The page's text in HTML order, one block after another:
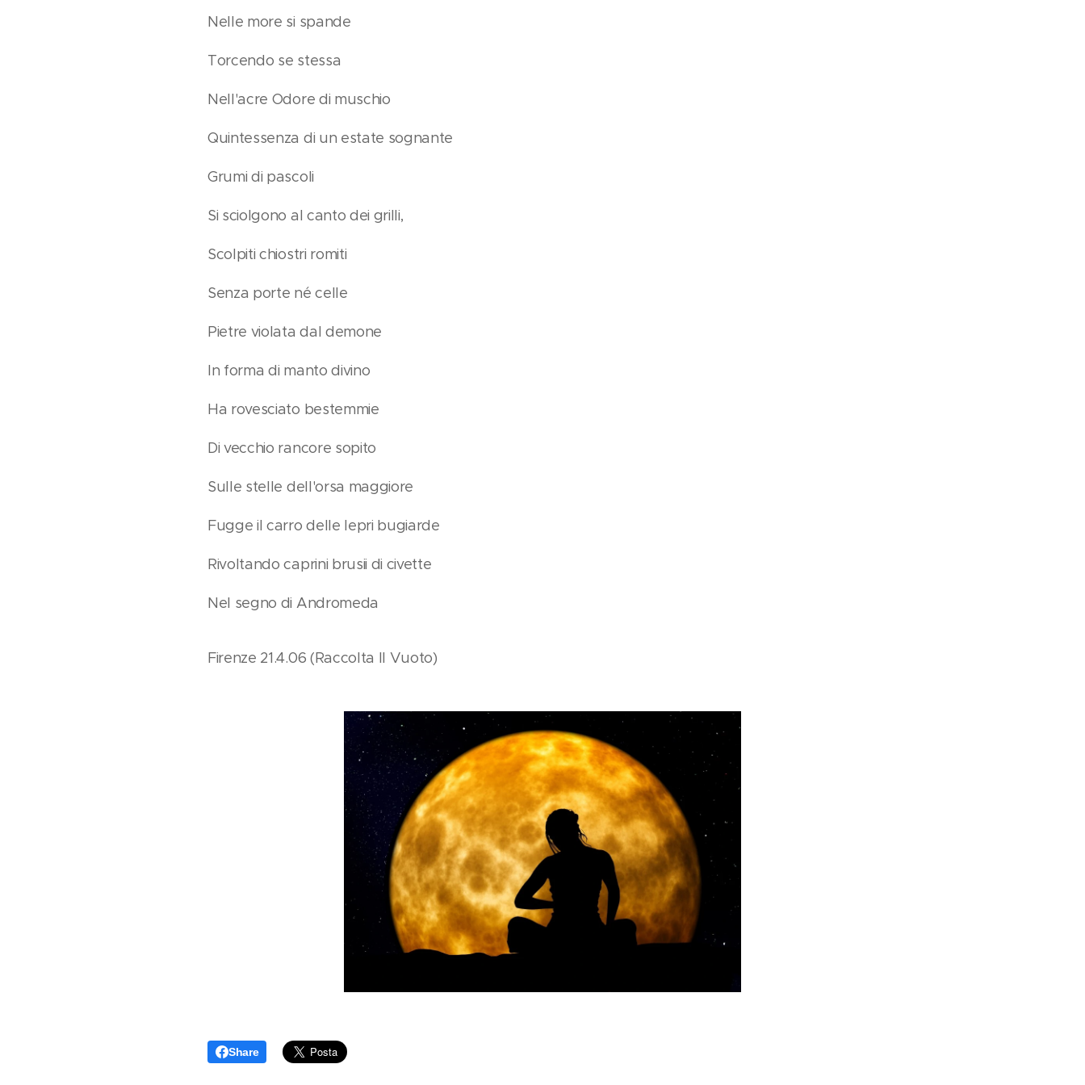
Nelle more si spande
Torcendo se stessa
Nell'acre Odore di muschio
Quintessenza di un estate sognante
Grumi di pascoli
Si sciolgono al canto dei grilli,
Scolpiti chiostri romiti
Senza porte né celle
Pietre violata dal demone
In forma di manto divino
Ha rovesciato bestemmie
Di vecchio rancore sopito
Sulle stelle dell'orsa maggiore
Fugge il carro delle lepri bugiarde
Rivoltando caprini brusii di civette
Nel segno di Andromeda
Firenze 21.4.06 (Raccolta Il Vuoto)
Share